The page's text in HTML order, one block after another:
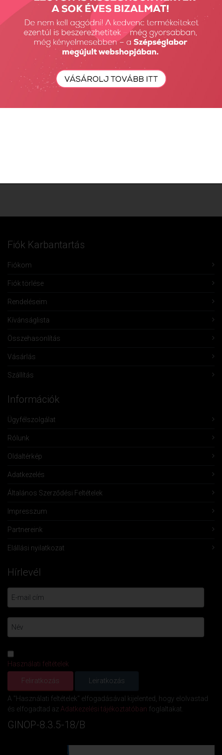
Vissza: PIGMENTPOROK, KRÓM- ÉS EFFEKTPOROK
Előző termék Következő termék
Fiók Karbantartás
Fiókom
Fiók törlése
Rendeléseim
Kívánságlista
Összehasonlítás
Vásárlás
Szállítás
Információk
Ügyfélszolgálat
Rólunk
Oldaltérkép
Adatkezelés
Általános Szerződési Feltételek
Impresszum
Partnereink
Elállási nyilatkozat
Hírlevél
Használati feltételek
A "Használati feltételek" elfogadásával kijelented, hogy elolvastad
és elfogadtad az Adatkezelési tájékoztatóban foglaltakat.
GINOP-8.3.5-18/B